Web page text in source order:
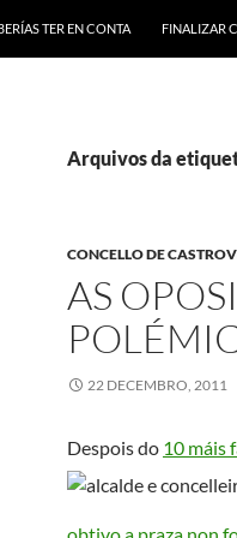
TER EN CONTA FINALIZAR
Arquivos da
CONCELLO DE
AS
22 DECEMBRO, 2011
Despois do 10 máis